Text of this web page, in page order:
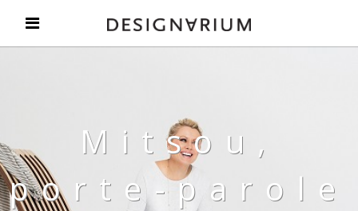
Mitsou,
porte-parole